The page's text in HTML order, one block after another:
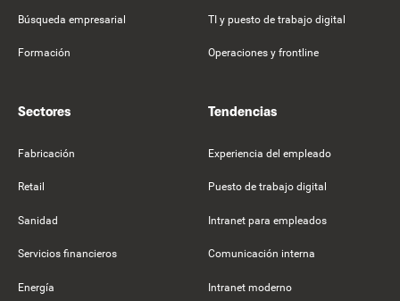
Búsqueda empresarial
Formación
TI y puesto de trabajo digital
Operaciones y frontline
Sectores
Fabricación
Retail
Sanidad
Servicios financieros
Energía
Tendencias
Experiencia del empleado
Puesto de trabajo digital
Intranet para empleados
Comunicación interna
Intranet moderno